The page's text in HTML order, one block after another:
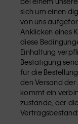
sich um einen
von uns
Anklicken eines
diese
Einhaltung
Bestätigung
für die
den Versand
kommt ein
zustande, der